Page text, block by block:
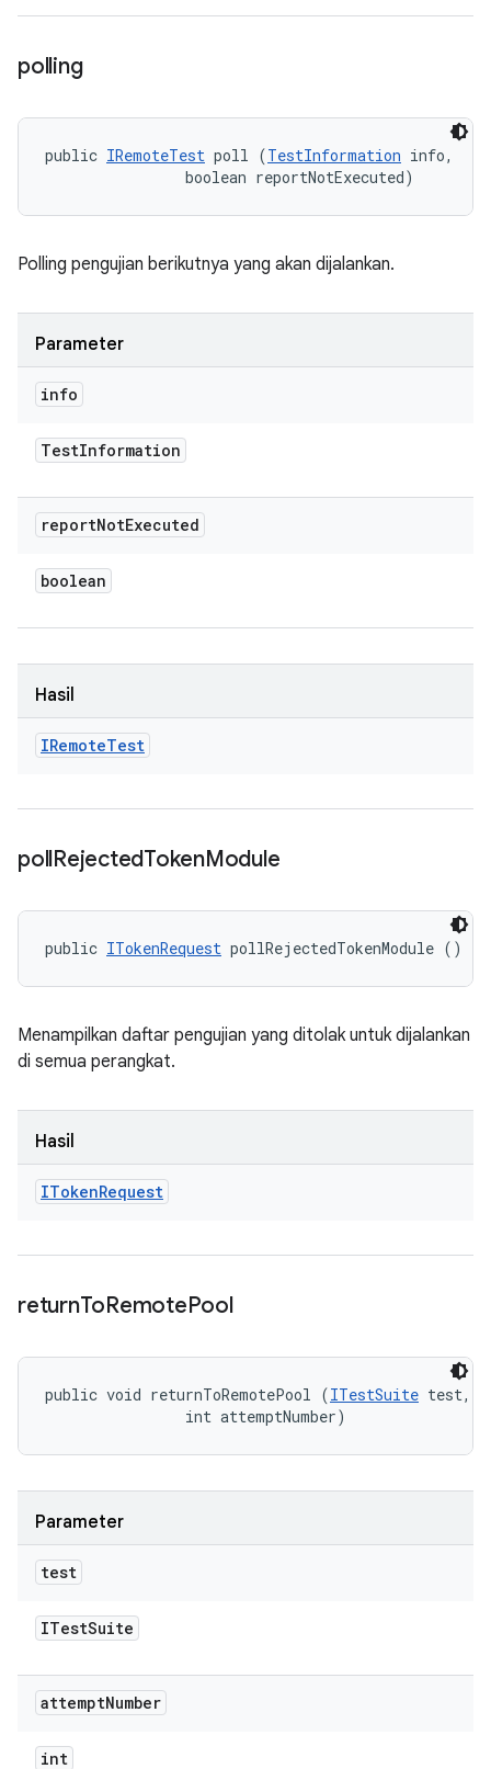
polling
public IRemoteTest poll (TestInformation info,
                boolean reportNotExecuted)
Polling pengujian berikutnya yang akan dijalankan.
Parameter
info
TestInformation
reportNotExecuted
boolean
Hasil
IRemoteTest
pollRejectedTokenModule
public ITokenRequest pollRejectedTokenModule ()
Menampilkan daftar pengujian yang ditolak untuk dijalankan
di semua perangkat.
Hasil
ITokenRequest
returnToRemotePool
public void returnToRemotePool (ITestSuite test,
                int attemptNumber)
Parameter
test
ITestSuite
attemptNumber
int